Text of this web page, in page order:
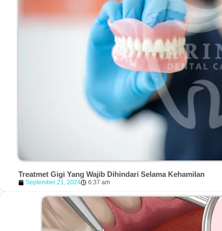
Treatmet Gigi Yang Wajib Dihindari Selama Kehamilan
September 21, 2024 6:37 am